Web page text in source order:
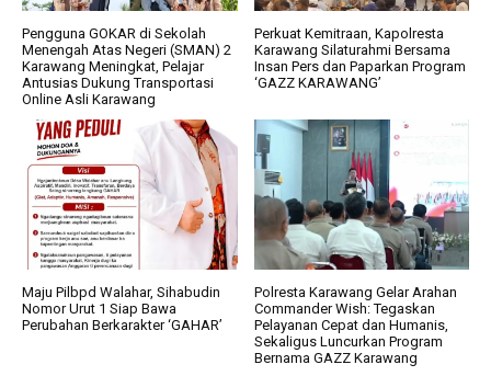
Pengguna GOKAR di Sekolah
Menengah Atas Negeri (SMAN) 2
Karawang Meningkat, Pelajar
Antusias Dukung Transportasi
Online Asli Karawang
Perkuat Kemitraan, Kapolresta
Karawang Silaturahmi Bersama
Insan Pers dan Paparkan Program
‘GAZZ KARAWANG’
Maju Pilbpd Walahar, Sihabudin
Nomor Urut 1 Siap Bawa
Perubahan Berkarakter ‘GAHAR’
Polresta Karawang Gelar Arahan
Commander Wish: Tegaskan
Pelayanan Cepat dan Humanis,
Sekaligus Luncurkan Program
Bernama GAZZ Karawang